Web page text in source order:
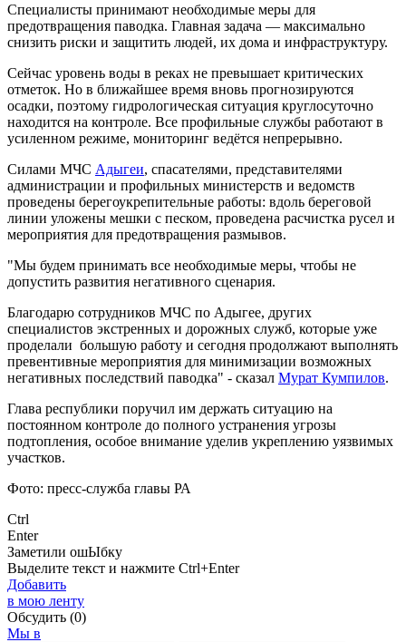
Специалисты принимают необходимые меры для
предотвращения паводка. Главная задача — максимально
снизить риски и защитить людей, их дома и инфраструктуру.
Сейчас уровень воды в реках не превышает критических
отметок. Но в ближайшее время вновь прогнозируются
осадки, поэтому гидрологическая ситуация круглосуточно
находится на контроле. Все профильные службы работают в
усиленном режиме, мониторинг ведётся непрерывно.
Силами МЧС Адыгеи, спасателями, представителями
администрации и профильных министерств и ведомств
проведены берегоукрепительные работы: вдоль береговой
линии уложены мешки с песком, проведена расчистка русел и
мероприятия для предотвращения размывов.
"Мы будем принимать все необходимые меры, чтобы не
допустить развития негативного сценария.
Благодарю сотрудников МЧС по Адыгее, других
специалистов экстренных и дорожных служб, которые уже
проделали большую работу и сегодня продолжают выполнять
превентивные мероприятия для минимизации возможных
негативных последствий паводка" - сказал Мурат Кумпилов.
Глава республики поручил им держать ситуацию на
постоянном контроле до полного устранения угрозы
подтопления, особое внимание уделив укреплению уязвимых
участков.
Фото: пресс-служба главы РА
Ctrl
Enter
Заметили ошЫбку
Выделите текст и нажмите Ctrl+Enter
Добавить
в мою ленту
Обсудить (0)
Мы в